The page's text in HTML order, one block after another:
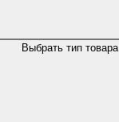
Выбрать тип товара